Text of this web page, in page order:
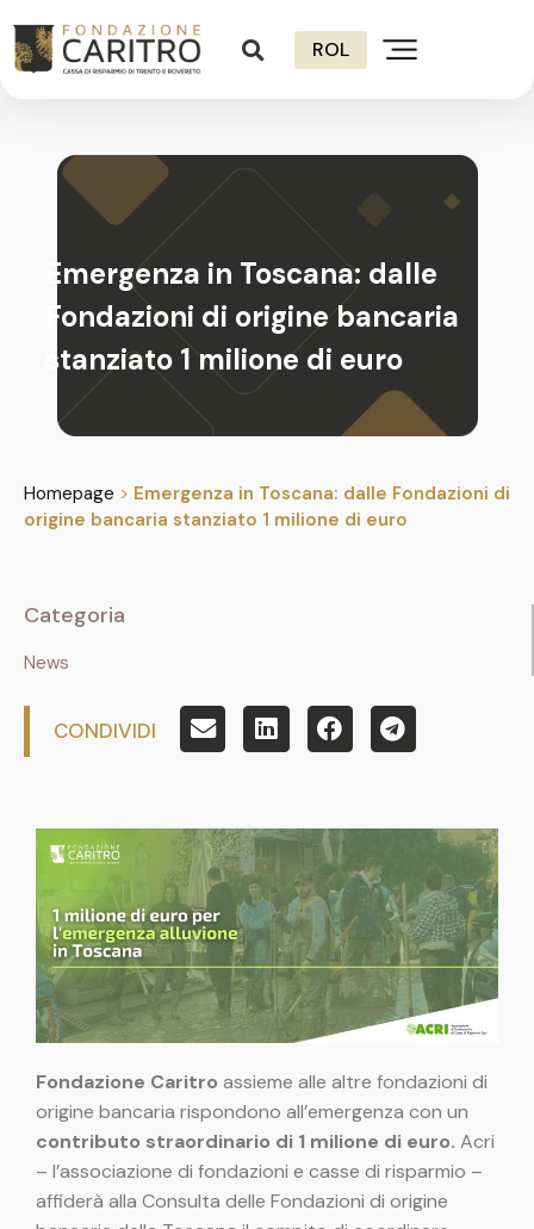
ROL
Emergenza in Toscana: dalle
Fondazioni di origine bancaria
stanziato 1 milione di euro
Homepage > Emergenza in Toscana: dalle Fondazioni di
origine bancaria stanziato 1 milione di euro
Categoria
News
CONDIVIDI
Fondazione Caritro assieme alle altre fondazioni di
origine bancaria rispondono all’emergenza con un
contributo straordinario di 1 milione di euro. Acri
– l’associazione di fondazioni e casse di risparmio –
affiderà alla Consulta delle Fondazioni di origine